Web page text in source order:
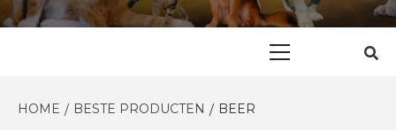
HOME BESTE PRODUCTEN BEER